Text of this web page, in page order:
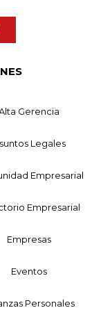
Gerencia
Legales
Empresarial
Empresarial
Empresas
Eventos
Personales